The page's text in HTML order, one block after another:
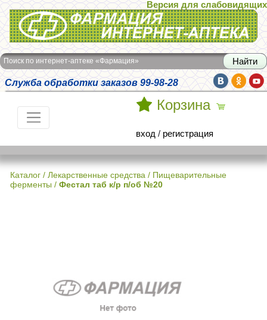
Интернет-аптека Фармация
Версия для слабовидящих
Поиск по интернет-аптеке «Фармация»
Служба обработки заказов 99-98-28
Корзина
вход / регистрация
Каталог / Лекарственные средства / Пищеварительные
ферменты / Фестал таб к/р п/об №20